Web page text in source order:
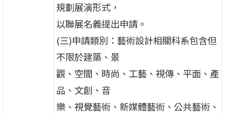
規劃展演形式，
以聯展名義提出申請。
(三)申請類別：藝術設計相關科系包含但
不限於建築、景
觀、空間、時尚、工藝、視傳、平面、產
品、文創、音
樂、視覺藝術、新媒體藝術、公共藝術、